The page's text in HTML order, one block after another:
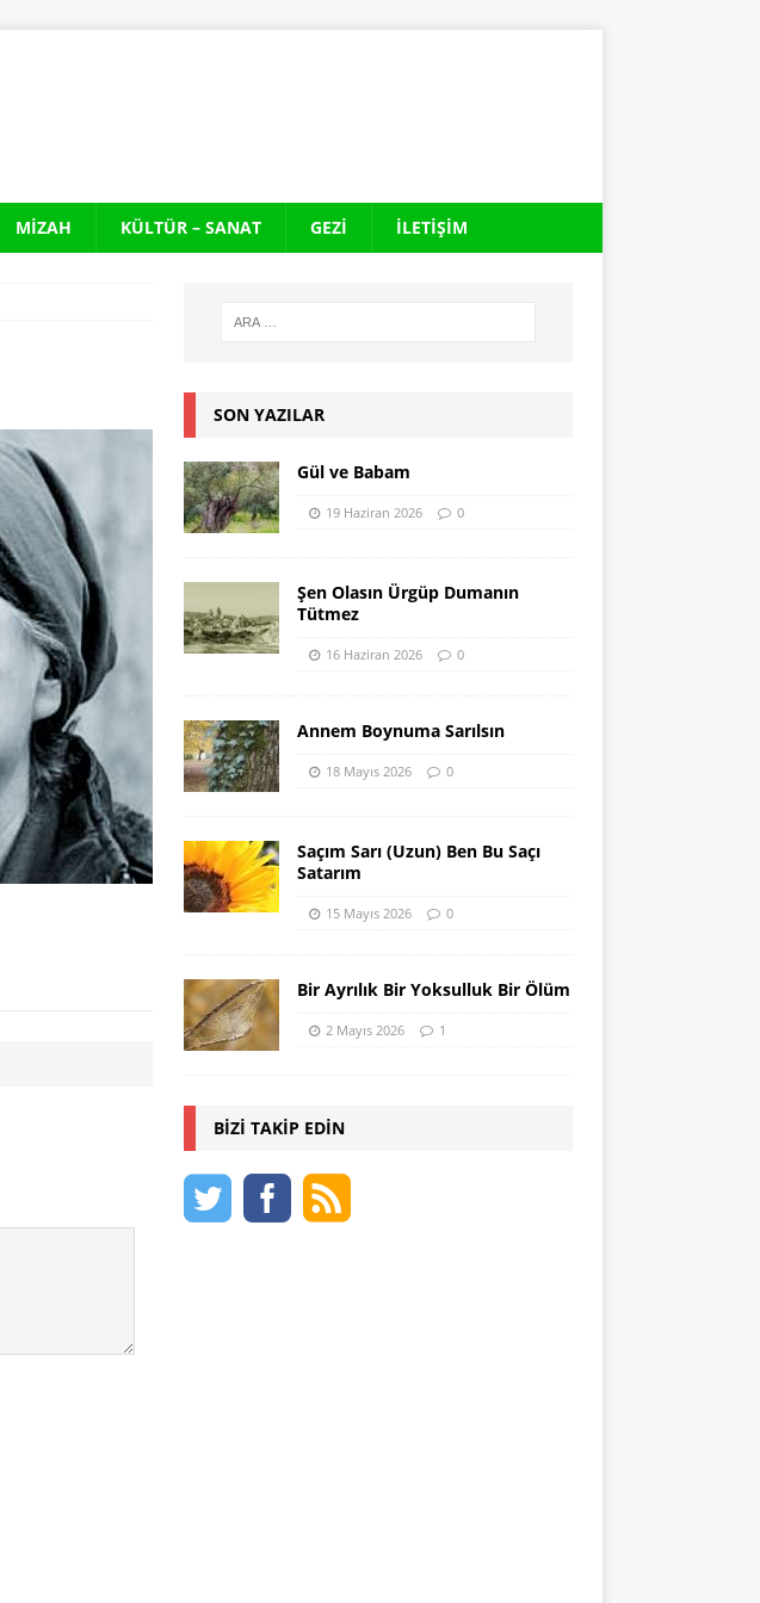
MIZAH KÜLTÜR – SANAT GEZI İLETIŞIM
SON YAZILAR
Gül ve Babam
19 Haziran 2026 0
Şen Olasın Ürgüp Dumanın
Tütmez
16 Haziran 2026 0
Annem Boynuma Sarılsın
18 Mayıs 2026 0
Saçım Sarı (Uzun) Ben Bu Saçı
Satarım
15 Mayıs 2026 0
Bir Ayrılık Bir Yoksulluk Bir Ölüm
2 Mayıs 2026 1
BIZI TAKIP EDIN